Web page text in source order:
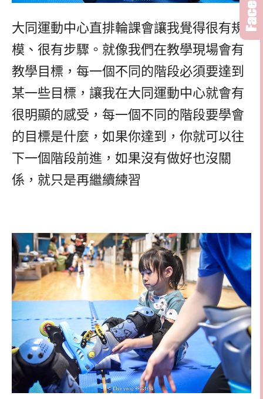
大同運動中心直排輪課會讓我覺得很有規
模、很有步驟。就像我們在教學現場會有
教學目標，每一個不同的階段必須要達到
某一些目標，讓我在大同運動中心就會有
很明顯的感受，每一個不同的階段要學會
的目標是什麼，如果你達到，你就可以往
下一個階段前進，如果沒有做好也沒關
係，就只是再繼續練習